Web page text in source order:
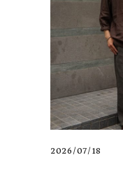
2026/07/18